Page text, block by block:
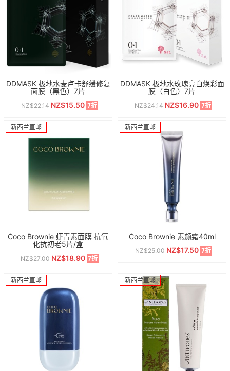
DDMASK 极地水麦卢卡舒缓修复
面膜（黑色）7片
NZ$22.14NZ$15.50 7折
DDMASK 极地水玫瑰亮白焕彩面
膜（白色）7片
NZ$24.14 NZ$16.90 7折
新西兰直邮
Coco Brownie 虾青素面膜 抗氧
化抗初老5片/盒
NZ$27.00NZ$18.90 7折
新西兰直邮
Coco Brownie 素颜霜40ml
NZ$25.00NZ$17.50 7折
新西兰直邮 新西兰直邮